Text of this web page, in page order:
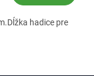
hadice pre